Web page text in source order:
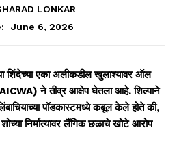
LONKAR
June 6, 2026
शिंदेच्या एका अलीकडील खुलाश्यावर ऑल
ने तीव्र आक्षेप घेतला आहे. शिल्पाने
पॉडकास्टमध्ये कबूल केले होते की,
शोच्या निर्मात्यावर लैंगिक छळाचे खोटे आरोप